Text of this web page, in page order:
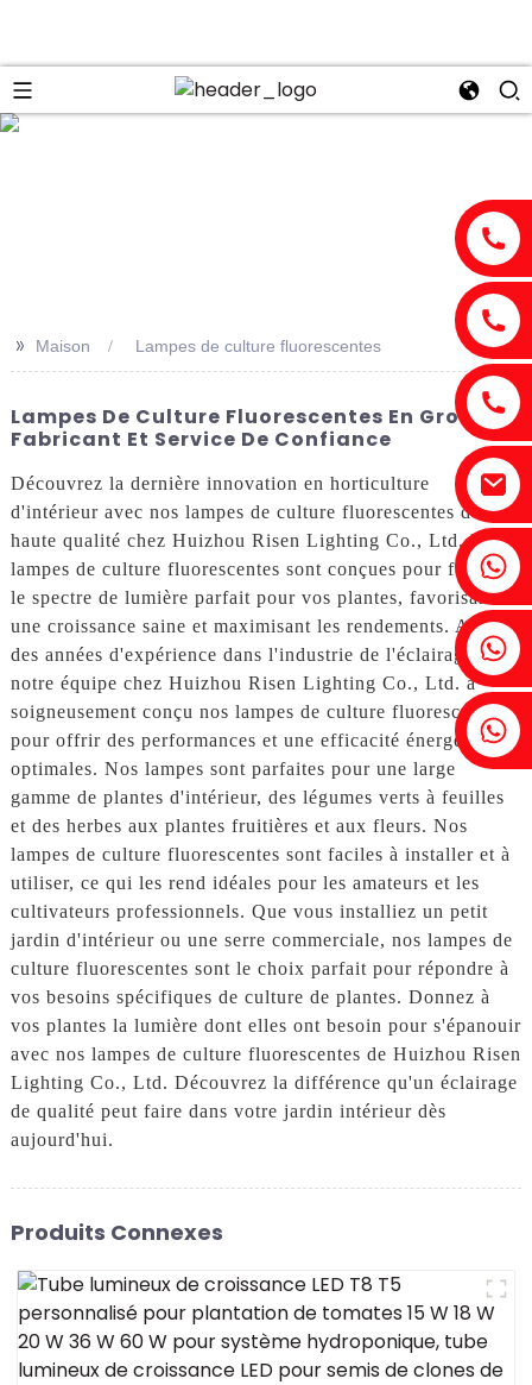
Fenia : +86 18607525299
Lierre : +86 18607522355
Tobin : +86 18818667168
>> Maison Lampes de culture fluorescentes
Lampes De Culture Fluorescentes En Gros |
Fabricant Et Service De Confiance
Découvrez la dernière innovation en horticulture
d'intérieur avec nos lampes de culture fluorescentes de
haute qualité chez Huizhou Risen Lighting Co., Ltd. Nos
lampes de culture fluorescentes sont conçues pour fournir
le spectre de lumière parfait pour vos plantes, favorisant
une croissance saine et maximisant les rendements. Avec
des années d'expérience dans l'industrie de l'éclairage,
notre équipe chez Huizhou Risen Lighting Co., Ltd. a
soigneusement conçu nos lampes de culture fluorescentes
pour offrir des performances et une efficacité énergétique
optimales. Nos lampes sont parfaites pour une large
gamme de plantes d'intérieur, des légumes verts à feuilles
et des herbes aux plantes fruitières et aux fleurs. Nos
lampes de culture fluorescentes sont faciles à installer et à
utiliser, ce qui les rend idéales pour les amateurs et les
cultivateurs professionnels. Que vous installiez un petit
jardin d'intérieur ou une serre commerciale, nos lampes de
culture fluorescentes sont le choix parfait pour répondre à
vos besoins spécifiques de culture de plantes. Donnez à
vos plantes la lumière dont elles ont besoin pour s'épanouir
avec nos lampes de culture fluorescentes de Huizhou Risen
Lighting Co., Ltd. Découvrez la différence qu'un éclairage
de qualité peut faire dans votre jardin intérieur dès
aujourd'hui.
Produits Connexes